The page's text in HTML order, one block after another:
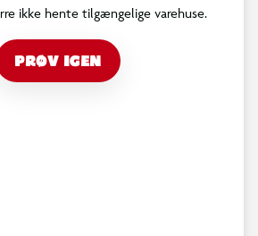
ikke hente tilgængelige varehuse.
PRØV IGEN